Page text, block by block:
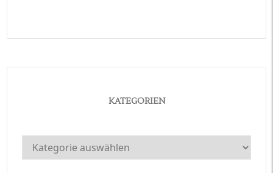
KATEGORIEN
Kategorien